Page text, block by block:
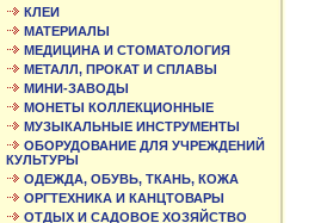
КЛЕИ
МАТЕРИАЛЫ
МЕДИЦИНА И СТОМАТОЛОГИЯ
МЕТАЛЛ, ПРОКАТ И СПЛАВЫ
МИНИ-ЗАВОДЫ
МОНЕТЫ КОЛЛЕКЦИОННЫЕ
МУЗЫКАЛЬНЫЕ ИНСТРУМЕНТЫ
ОБОРУДОВАНИЕ ДЛЯ УЧРЕЖДЕНИЙ
КУЛЬТУРЫ
ОДЕЖДА, ОБУВЬ, ТКАНЬ, КОЖА
ОРГТЕХНИКА И КАНЦТОВАРЫ
ОТДЫХ И САДОВОЕ ХОЗЯЙСТВО